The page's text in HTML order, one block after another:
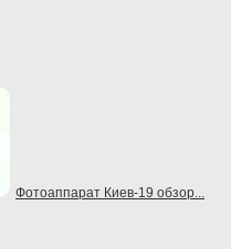
Фотоаппарат Киев-19 обзор...